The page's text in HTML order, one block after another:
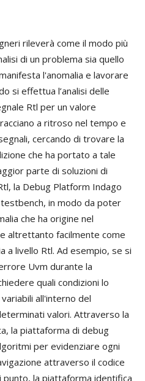
rileverà come il modo più
di un problema sia quello
l'anomalia e lavorare
si effettua l’analisi delle
Rtl per un valore
a ritroso nel tempo e
cercando di trovare la
che ha portato a tale
parte di soluzioni di
la Debug Platform Indago
testbench, in modo da poter
che ha origine nel
altrettanto facilmente come
a livello Rtl. Ad esempio, se si
Uvm durante la
quali condizioni lo
all'interno del
valori. Attraverso la
la piattaforma di debug
per evidenziare ogni
attraverso il codice
punto, la piattaforma identifica